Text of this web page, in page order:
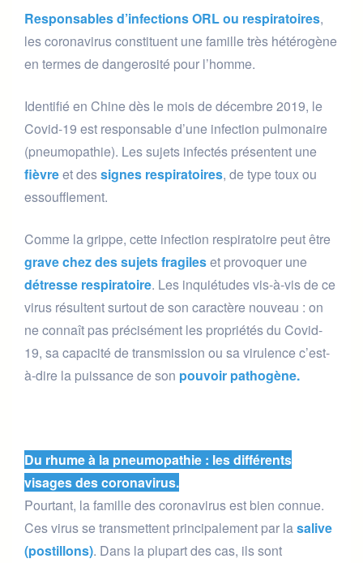
Responsables d’infections ORL ou respiratoires,
les coronavirus constituent une famille très hétérogène
en termes de dangerosité pour l’homme.
Identifié en Chine dès le mois de décembre 2019, le
Covid-19 est responsable d’une infection pulmonaire
(pneumopathie). Les sujets infectés présentent une
fièvreet dessignes respiratoires, de type toux ou
essoufflement.
Comme la grippe, cette infection respiratoire peut être
grave chez des sujets fragileset provoquer une
détresse respiratoire. Les inquiétudes vis-à-vis de ce
virus résultent surtout de son caractère nouveau : on
ne connaît pas précisément les propriétés du Covid-
19, sa capacité de transmission ou sa virulence c’est-
à-dire la puissance de son pouvoir pathogène.
Du rhume à la pneumopathie : les différents
visages des coronavirus.
Pourtant, la famille des coronavirus est bien connue.
Ces virus se transmettent principalement par lasalive
(postillons). Dans la plupart des cas, ils sont